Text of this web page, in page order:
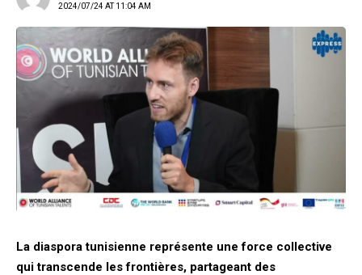
2024/07/24 AT 11:04 AM
La diaspora tunisienne représente une force collective
qui transcende les frontières, partageant des